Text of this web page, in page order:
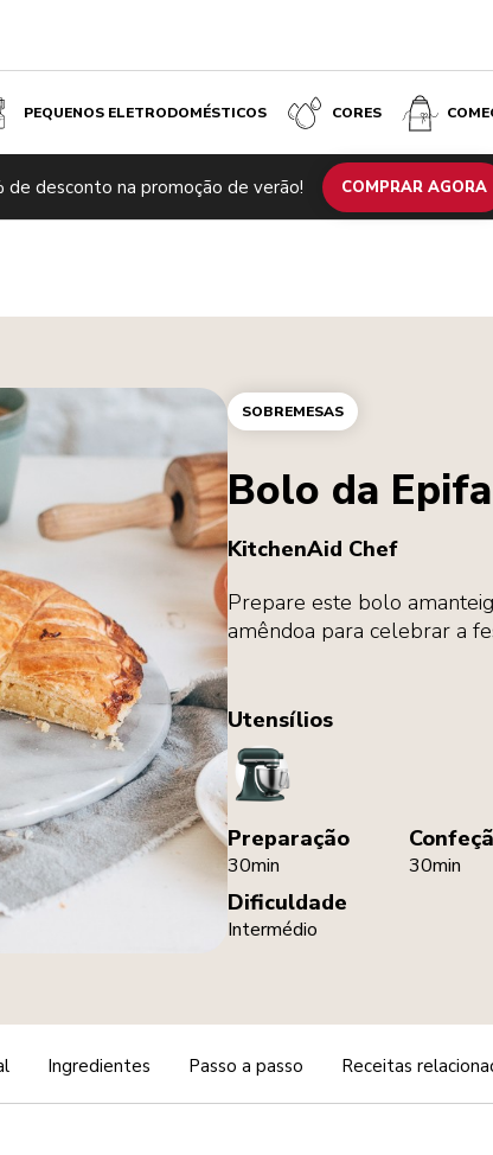
PEQUENOS ELETRODOMÉSTICOS CORES
desconto na promoção de verão! COMPRAR AGORA
SOBREMESAS
Bolo da
KitchenAid Chef
Prepare este bolo
amêndoa para celebrar a
Utensílios
StandMixer
Preparação
30min 30min
Dificuldade
Intermédio
Ingredientes Passo a passo Receitas